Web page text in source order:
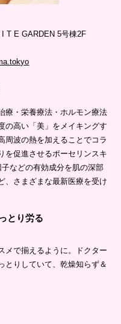
T E GARDEN 5号棟2F
療・栄養療法・ホルモン療法
の高い「美」をメイキングす
周波の熱を加えることでコラ
を促進させるポーセリンスキ
などの有効成分を肌の深部
、さまざまな最新医療を受け
とり労る
メで揃えるように。ドクター
とりしていて、乾燥知らず＆